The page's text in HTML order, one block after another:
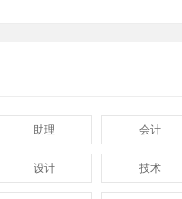
助理 会计
设计 技术